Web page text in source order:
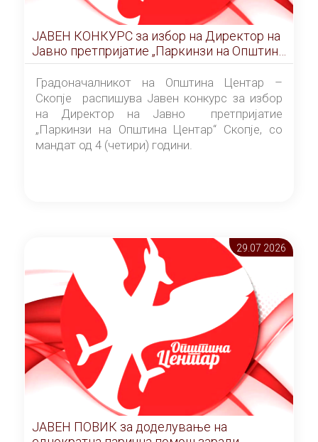
ЈАВЕН КОНКУРС за избор на Директор на
Јавно претпријатие „Паркинзи на Општина
Центар“ – Скопје
Градоначалникот на Општина Центар –
Скопје распишува Јавен конкурс за избор
на Директор на Јавно претпријатие
„Паркинзи на Општина Центар“ Скопје, со
мандат од 4 (четири) години.
29.07 2026
ЈАВЕН ПОВИК за доделување на